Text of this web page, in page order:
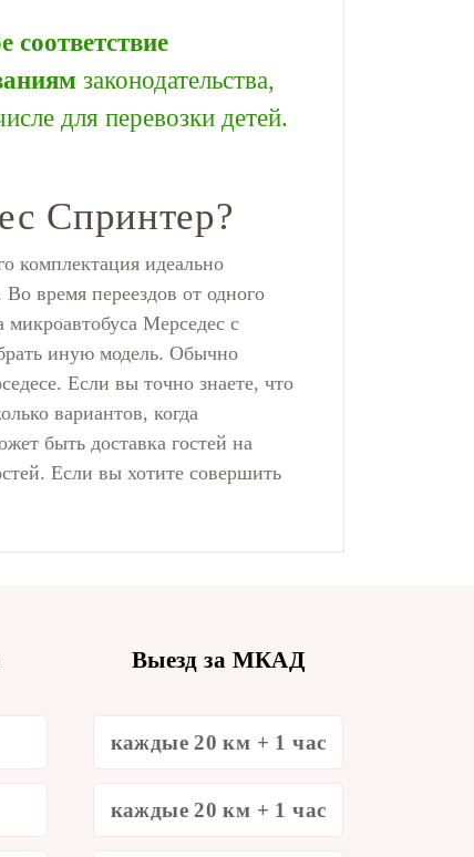
соответствие
законодательства,
для перевозки детей.
Спринтер?
комплектация идеально
время переездов от одного
Мерседес с
иную модель. Обычно
Если вы точно знаете, что
вариантов, когда
быть доставка гостей на
Если вы хотите совершить
Выезд за МКАД
каждые 20 км + 1 час
каждые 20 км + 1 час